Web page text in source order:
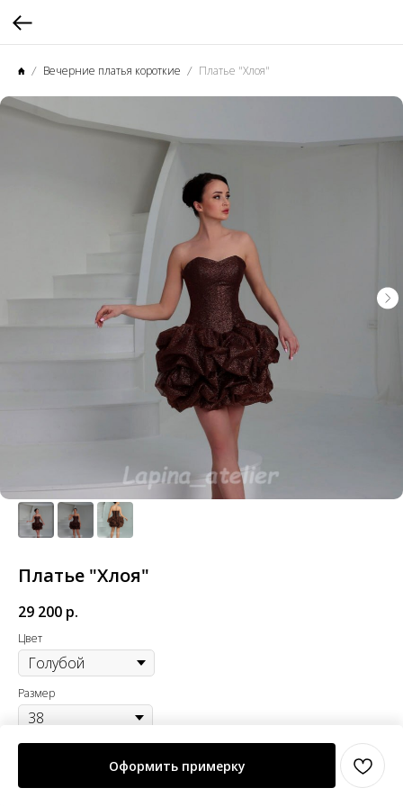
Вечерние платья короткие Платье "Хлоя"
Платье "Хлоя"
29 200 р.
Цвет
Размер
Оформить примерку